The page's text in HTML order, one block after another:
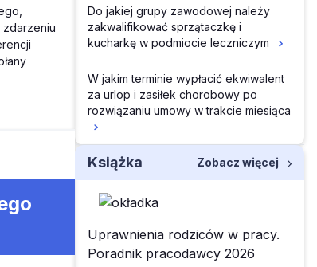
Do jakiej grupy zawodowej należy
zakwalifikować sprzątaczkę i
kucharkę w podmiocie leczniczym
W jakim terminie wypłacić ekwiwalent
za urlop i zasiłek chorobowy po
rozwiązaniu umowy w trakcie miesiąca
Książka Zobacz więcej
Uprawnienia rodziców w pracy.
Poradnik pracodawcy 2026